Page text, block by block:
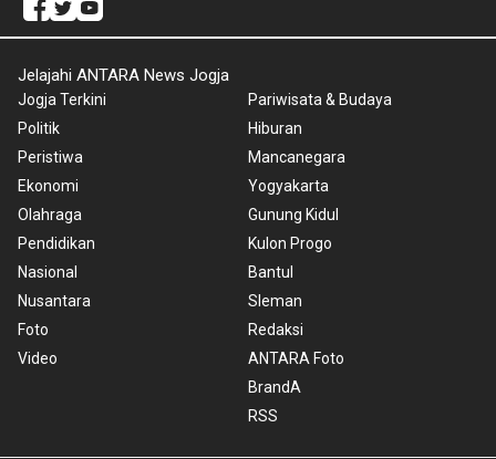
Jelajahi ANTARA News Jogja
Jogja Terkini
Politik
Peristiwa
Ekonomi
Olahraga
Pendidikan
Nasional
Nusantara
Foto
Video
Pariwisata & Budaya
Hiburan
Mancanegara
Yogyakarta
Gunung Kidul
Kulon Progo
Bantul
Sleman
Redaksi
ANTARA Foto
BrandA
RSS